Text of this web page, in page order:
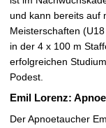
und kann bereits auf
Meisterschaften
in der 4 x 100 m
erfolgreichen
Podest.
Emil Lorenz:
Der Apnoetaucher